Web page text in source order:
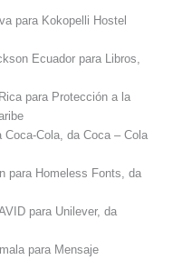
para Kokopelli Hostel
Ecuador para Libros,
para Protección a la
Cola, da Coca – Cola
para Homeless Fonts, da
para Unilever, da
para Mensaje